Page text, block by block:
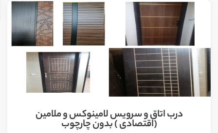
درب اتاق و سرویس لامینوکس و ملامین
(اقتصادی ) بدون چارچوب